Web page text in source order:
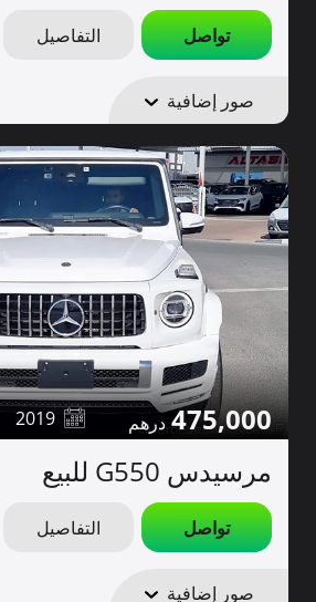
تواصل التفاصيل
صور إضافية
475,000
2019
مرسيدس G550 للبيع
تواصل التفاصيل
صور إضافية